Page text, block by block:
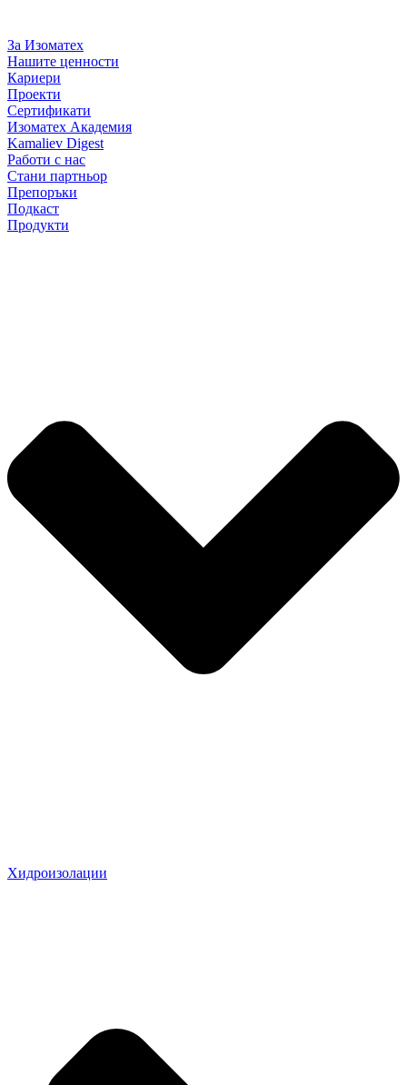
За Изоматех
Нашите ценности
Кариери
Проекти
Сертификати
Изоматех Академия
Kamaliev Digest
Работи с нас
Стани партньор
Препоръки
Подкаст
Продукти
Хидроизолации